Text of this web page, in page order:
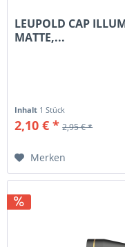
LEUPOLD CAP
MATTE,...
Inhalt 1 Stück
2,10 € * 2,95 € *
Merken